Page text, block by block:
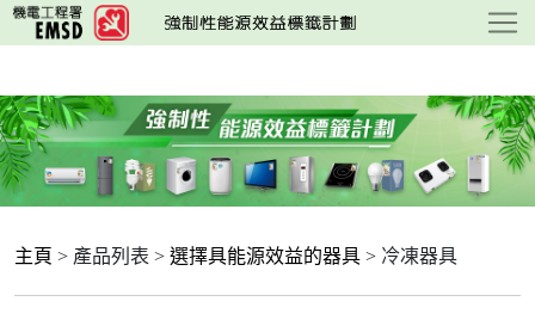
跳
至
要
內
容
主頁 > 產品列表 > 選擇具能源效益的器具 > 冷凍器具